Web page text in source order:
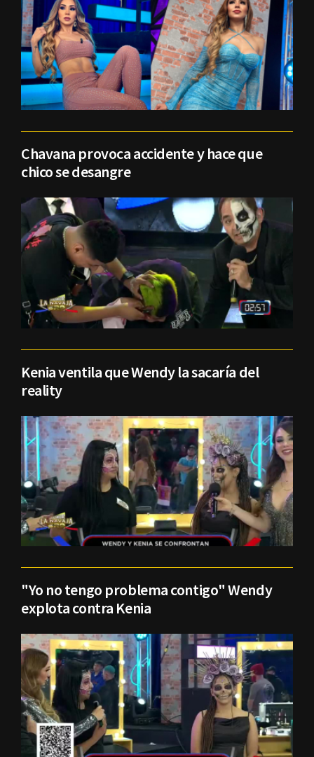
Chavana provoca accidente y hace que
chico se desangre
Kenia ventila que Wendy la sacaría del
reality
"Yo no tengo problema contigo" Wendy
explota contra Kenia